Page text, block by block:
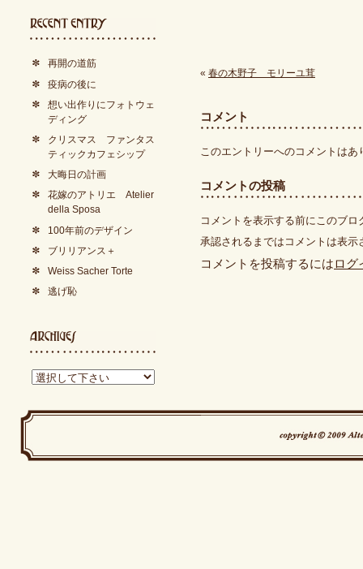
« 春の木野子 モリーユ茸
コメント
このエントリーへのコメントはあ
コメントの投稿
コメントを表示する前にこのブ
承認されるまではコメントは表
コメントを投稿するにはログ
再開の道筋
疫病の後に
想い出作りにフォトウェ
ディング
クリスマス ファンタス
ティックカフェシップ
大晦日の計画
花嫁のアトリエ Atelier
della Sposa
100年前のデザイン
ブリリアンス＋
Weiss Sacher Torte
逃げ恥